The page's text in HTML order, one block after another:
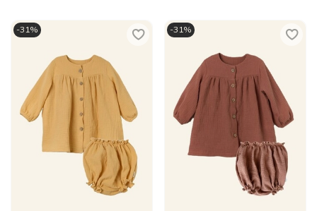
-31% -31%